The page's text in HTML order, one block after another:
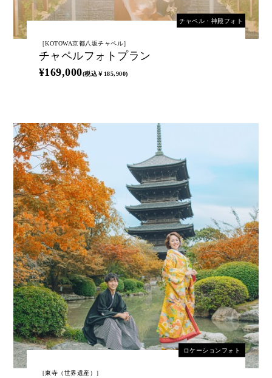
［KOTOWA京都八坂チャペル］
チャペルフォトプラン
¥169,000(税込￥185,900)
チャペル・神殿フォト
［東寺（世界遺産）］
ロケーションフォト